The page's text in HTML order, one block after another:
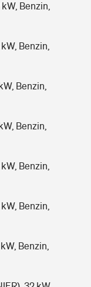
Benzin,
Benzin,
Benzin,
Benzin,
Benzin,
Benzin,
Benzin,